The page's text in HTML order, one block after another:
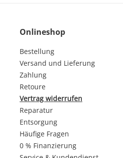
Onlineshop
Bestellung
Versand und Lieferung
Zahlung
Retoure
Vertrag widerrufen
Reparatur
Entsorgung
Häufige Fragen
0 % Finanzierung